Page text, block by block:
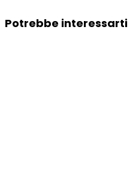
Potrebbe interessarti